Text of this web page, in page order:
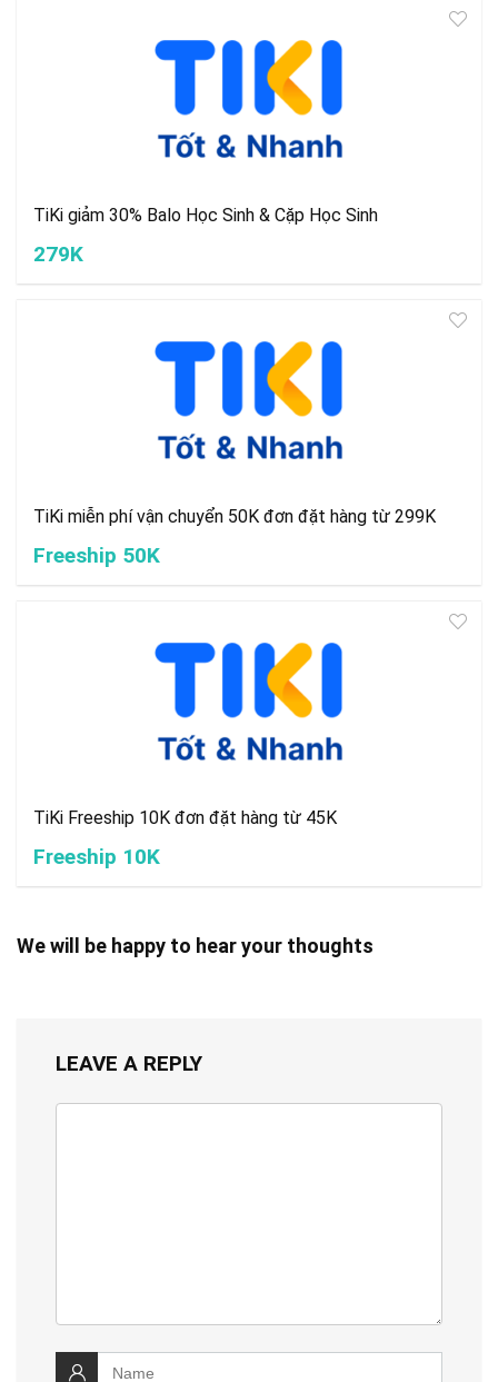
TiKi giảm 30% Balo Học Sinh & Cặp Học Sinh
279K
TiKi miễn phí vận chuyển 50K đơn đặt hàng từ 299K
Freeship 50K
TiKi Freeship 10K đơn đặt hàng từ 45K
Freeship 10K
We will be happy to hear your thoughts
LEAVE A REPLY